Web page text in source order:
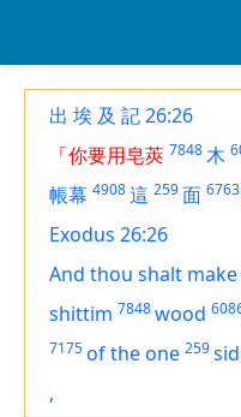
出 埃 及 記 26:26
「你要用皂莢 7848木
帳幕 4908這 259面 6763
Exodus 26:26
And thou shalt make
shittim 7848wood
7175of the one 259
,